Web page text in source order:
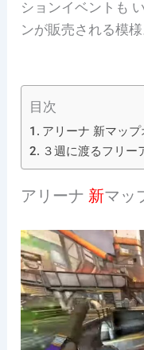
ションイベントも
ンが販売される模様
目次
アリーナ 新マッ
３週に渡るフリー
アリーナ 新マッ